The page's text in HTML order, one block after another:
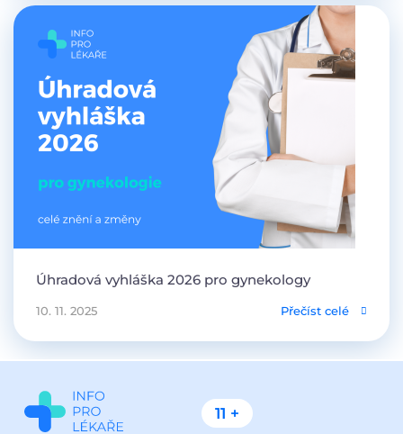
Úhradová vyhláška 2026 pro gynekology
10. 11. 2025 Přečíst celé
11 +